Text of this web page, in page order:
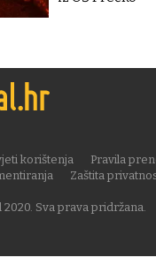
Sva prava pridržana.
korištenja
Pravila
Zaštita